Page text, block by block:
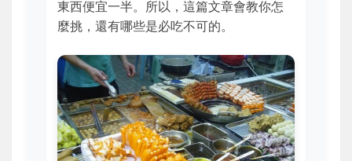
東西便宜一半。所以，這篇文章會教你怎
麼挑，還有哪些是必吃不可的。